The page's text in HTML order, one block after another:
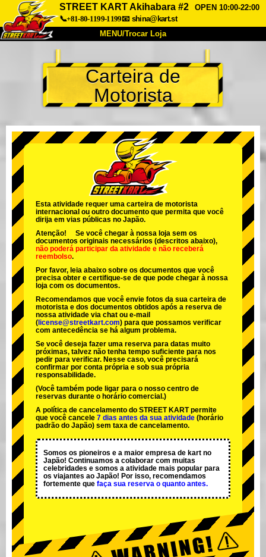
STREET KART Akihabara #2
OPEN 10:00-22:00
📞+81-80-1199-1199📧 shina@kart.st
MENU/Trocar Loja
Sobre Especificações Preços
Acesso Opiniões FAQ
Trocar Loja
Tokyo Akihabara#1
Tokyo Akihabara#2
Tokyo Shibuya Annex Tokyo Bay
Tokyo Asakusa
Okinawa
Carteira de
Motorista
Esta atividade requer uma carteira de motorista
internacional ou outro documento que permita que você
dirija em vias públicas no Japão.
Atenção! Se você chegar à nossa loja sem os
documentos originais necessários (descritos abaixo),
não poderá participar da atividade e não receberá
reembolso.
Por favor, leia abaixo sobre os documentos que você
precisa obter e certifique-se de que pode chegar à nossa
loja com os documentos.
Recomendamos que você envie fotos da sua carteira de
motorista e dos documentos obtidos após a reserva de
nossa atividade via chat ou e-mail
( license@streetkart.com) para que possamos verificar
com antecedência se há algum problema.
Se você deseja fazer uma reserva para datas muito
próximas, talvez não tenha tempo suficiente para nos
pedir para verificar. Nesse caso, você precisará
confirmar por conta própria e sob sua própria
responsabilidade.
(Você também pode ligar para o nosso centro de
reservas durante o horário comercial.)
A política de cancelamento do STREET KART permite
que você cancele 7 dias antes da sua atividade (horário
padrão do Japão) sem taxa de cancelamento.
Somos os pioneiros e a maior empresa de kart no
Japão! Continuamos a colaborar com muitas
celebridades e somos a atividade mais popular para
os viajantes ao Japão! Por isso, recomendamos
fortemente que faça sua reserva o quanto antes.